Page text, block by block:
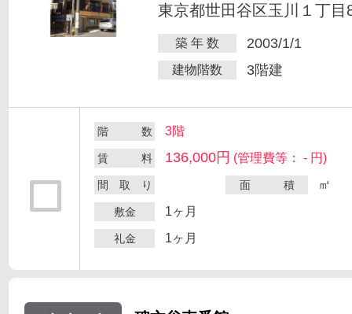
東京都世田谷区玉川１丁目
築 年 数 2003/1/1
建物階数 3階建
階 数 3階
賃 料 136,000円 (管理費等： - 円)
間 取 り 面 積 ㎡
敷金 1ヶ月
礼金 1ヶ月